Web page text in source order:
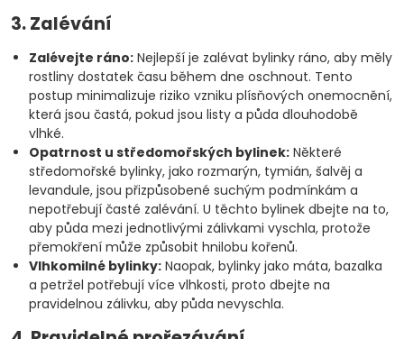
3. Zalévání
Zalévejte ráno: Nejlepší je zalévat bylinky ráno, aby měly
rostliny dostatek času během dne oschnout. Tento
postup minimalizuje riziko vzniku plísňových onemocnění,
která jsou častá, pokud jsou listy a půda dlouhodobě
vlhké.
Opatrnost u středomořských bylinek: Některé
středomořské bylinky, jako rozmarýn, tymián, šalvěj a
levandule, jsou přizpůsobené suchým podmínkám a
nepotřebují časté zalévání. U těchto bylinek dbejte na to,
aby půda mezi jednotlivými zálivkami vyschla, protože
přemokření může způsobit hnilobu kořenů.
Vlhkomilné bylinky: Naopak, bylinky jako máta, bazalka
a petržel potřebují více vlhkosti, proto dbejte na
pravidelnou zálivku, aby půda nevyschla.